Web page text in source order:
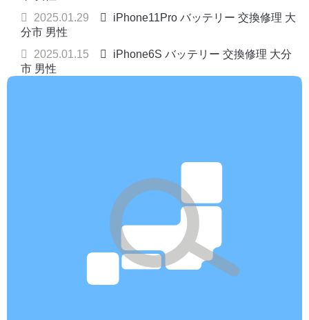
2025.01.29
iPhone11Pro バッテリー 交換修理 大
分市 男性
2025.01.15
iPhone6S バッテリー 交換修理 大分
市 男性